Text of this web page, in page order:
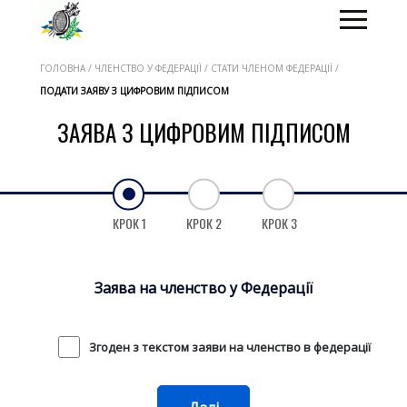
ГОЛОВНА / ЧЛЕНСТВО У ФЕДЕРАЦІЇ / СТАТИ ЧЛЕНОМ ФЕДЕРАЦІЇ /
ПОДАТИ ЗАЯВУ З ЦИФРОВИМ ПІДПИСОМ
ЗАЯВА З ЦИФРОВИМ ПІДПИСОМ
КРОК 1 КРОК 2 КРОК 3
Заява на членство у Федерації
Згоден з текстом заяви на членство в федерації